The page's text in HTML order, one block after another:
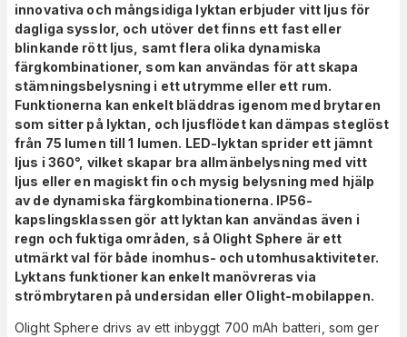
innovativa och mångsidiga lyktan erbjuder vitt ljus för
dagliga sysslor, och utöver det finns ett fast eller
blinkande rött ljus, samt flera olika dynamiska
färgkombinationer, som kan användas för att skapa
stämningsbelysning i ett utrymme eller ett rum.
Funktionerna kan enkelt bläddras igenom med brytaren
som sitter på lyktan, och ljusflödet kan dämpas steglöst
från 75 lumen till 1 lumen. LED-lyktan sprider ett jämnt
ljus i 360°, vilket skapar bra allmänbelysning med vitt
ljus eller en magiskt fin och mysig belysning med hjälp
av de dynamiska färgkombinationerna. IP56-
kapslingsklassen gör att lyktan kan användas även i
regn och fuktiga områden, så Olight Sphere är ett
utmärkt val för både inomhus- och utomhusaktiviteter.
Lyktans funktioner kan enkelt manövreras via
strömbrytaren på undersidan eller Olight-mobilappen.
Olight Sphere drivs av ett inbyggt 700 mAh batteri, som ger